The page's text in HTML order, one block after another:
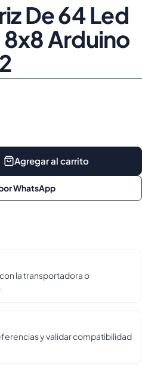
De 64 Led
8x8 Arduino
Agregar al carrito
WhatsApp
la transportadora o
y validar compatibilidad